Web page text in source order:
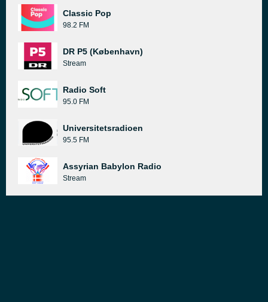
Classic Pop
98.2 FM
DR P5 (København)
Stream
Radio Soft
95.0 FM
Universitetsradioen
95.5 FM
Assyrian Babylon Radio
Stream